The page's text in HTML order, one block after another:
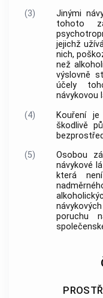
(3)
Jinými
tohoto
jejichž
nich,
než
výslovně
účely
návykovou
(4)
Kouření
škodlivě
(5)
Osobou
návykové
která
poruchu